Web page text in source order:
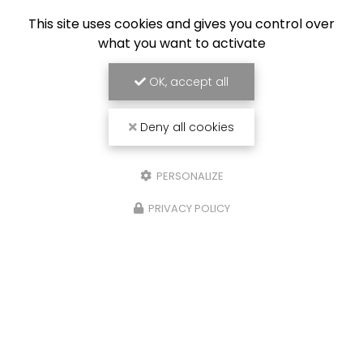
ce formulaire pour faciliter le suivi et le traitement de ma demande.
(Aucune exploitation commerciale ne sera faite des données conservées.
politique de confidentialité)
This site uses cookies and gives you control over
what you want to activate
OK, accept all
Deny all cookies
PERSONALIZE
PRIVACY POLICY